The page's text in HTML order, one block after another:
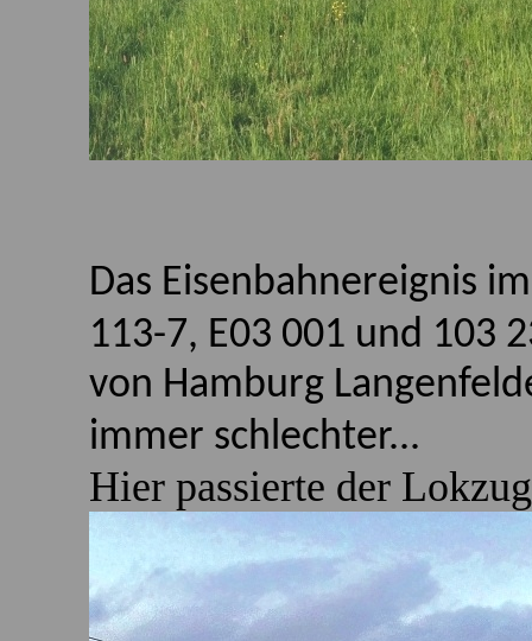
Das Eisenbahnereignis
113-7, E03 001 und 103
von Hamburg
immer schlechter...
Hier passierte der